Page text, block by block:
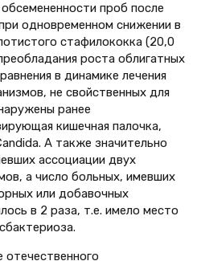
проб после
одновременном снижении в
стафилококка (20,0
роста облигатных
в динамике лечения
не свойственных для
ранее
кишечная палочка,
А также значительно
ассоциации двух
а число больных, имевших
или добавочных
в 2 раза, т.е. имело место